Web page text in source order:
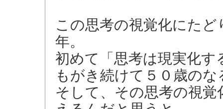
この思考の視覚化にた
年。
初めて「思考は現実化
もがき続けて５０歳の
そして、その思考の視